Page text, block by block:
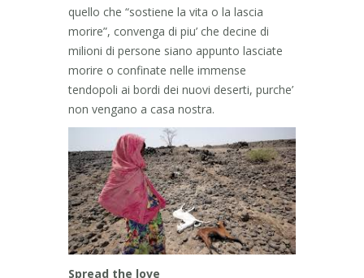
quello che “sostiene la vita o la lascia
morire”, convenga di piu’ che decine di
milioni di persone siano appunto lasciate
morire o confinate nelle immense
tendopoli ai bordi dei nuovi deserti, purche’
non vengano a casa nostra.
Spread the love